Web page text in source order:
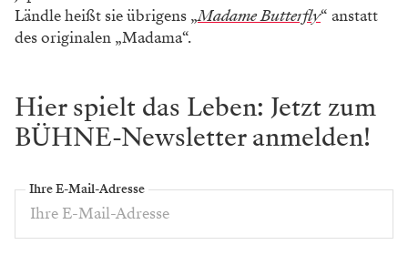
Ländle heißt sie übrigens „Madame Butterfly“ anstatt
des originalen „Madama“.
Hier spielt das Leben: Jetzt zum
BÜHNE-Newsletter anmelden!
Ihre E-Mail-Adresse